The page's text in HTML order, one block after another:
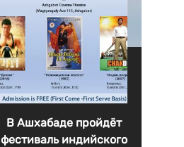
В Ашхабаде пройдёт
фестиваль индийского